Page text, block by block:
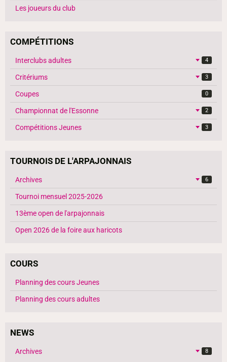
Les joueurs du club
COMPÉTITIONS
Interclubs adultes 4
Critériums 3
Coupes 0
Championnat de l'Essonne 2
Compétitions Jeunes 3
TOURNOIS DE L'ARPAJONNAIS
Archives 6
Tournoi mensuel 2025-2026
13ème open de l'arpajonnais
Open 2026 de la foire aux haricots
COURS
Planning des cours Jeunes
Planning des cours adultes
NEWS
Archives 8